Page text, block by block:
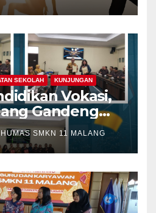
SEKOLAH KUNJUNGAN
Vokasi,
Gandeng
Universitas
dalam
HUMAS SMKN 11 MALANG